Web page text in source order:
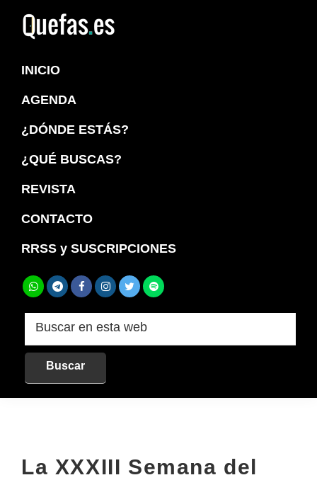
navegación
principal
principal
INICIO
AGENDA
¿DÓNDE ESTÁS?
¿QUÉ BUSCAS?
REVISTA
CONTACTO
RRSS y SUSCRIPCIONES
Buscar
web
La XXXIII Semana del